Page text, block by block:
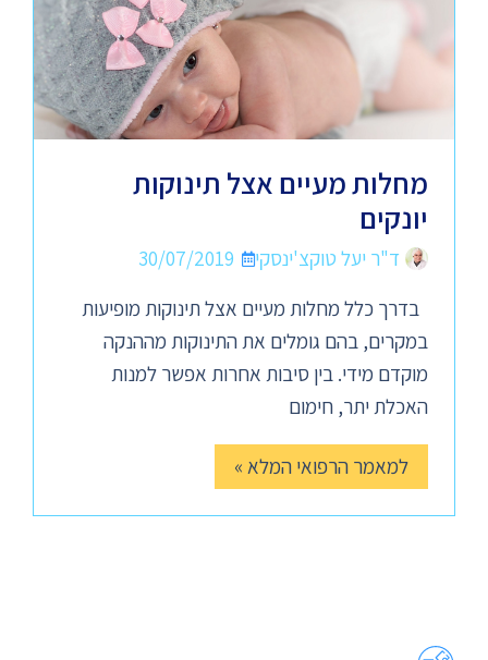
מחלות מעיים אצל תינוקות
יונקים
ד"ר יעל טוקצ'ינסקי
30/07/2019
בדרך כלל מחלות מעיים אצל תינוקות מופיעות
במקרים, בהם גומלים את התינוקות מההנקה
מוקדם מידי. בין סיבות אחרות אפשר למנות
האכלת יתר, חימום
למאמר הרפואי המלא »